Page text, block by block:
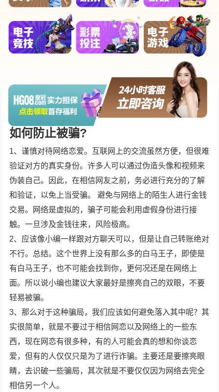
账，一定要说清楚款项用来干什么，千万不要成了一笔糊
涂账。王女士被骗的具体情况。
3、被骗104万女子也没有多想，于是就交了解冻费，可是
却没有想到在交了20万元钱的解冻费以后依旧没有成功的
取出来自己的钱，因为平台提示还需要投入10万元钱。在
这个时候女子才意识到自己是被欺骗了，而自己投进去的
104万元钱全部都打了水漂。
叫了一声乖,女子被骗104万,女孩子该
如何防止被骗?
1、谨慎对待网络恋爱。互联网上的交流虽然方便，但很难
验证对方的真实身份。许多人可以通过伪造头像和视频来
伪装自己。因此，在相信网友之前，务必进行充分的了解
和验证，以免上当受骗。 避免与网络上的陌生人进行金钱
交易。网络是虚拟的，骗子可能会利用虚假身份进行接
触。一旦涉及金钱往来，风险极高。
2、应该像小编一样跟对方聊天可以，但是让自己转账绝对
不行。总结。这个世界上没有那么多的白马王子，即使是
有白马王子，也不可能会找到你，更何况还是在网络上
面。所以说小编也建议大家最好是擦亮自己的双眼，不要
轻易被骗。
3、那么对于这种骗局，我们应该如何避免落入其中呢？其
实很简单，就是不要过于相信网恋以及网络上的一些东
西，现在网恋有很多种，有的人可能会真的想和你谈恋
爱，但有的人仅仅只是为了进行诈骗。主要还是要擦亮眼
睛，去识破一些骗局，其次就是不要仅仅因为网络去完全
相信另一个人。